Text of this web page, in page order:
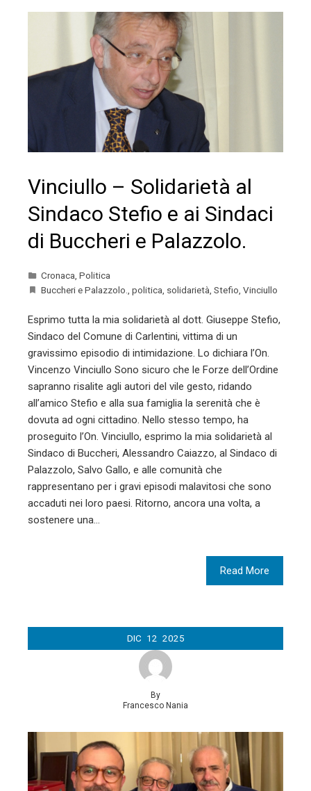
Vinciullo – Solidarietà al
Sindaco Stefio e ai Sindaci
di Buccheri e Palazzolo.
Cronaca Politica
Buccheri e Palazzolo.
politica solidarietà Stefio Vinciullo
Esprimo tutta la mia solidarietà al dott. Giuseppe Stefio,
Sindaco del Comune di Carlentini, vittima di un
gravissimo episodio di intimidazione. Lo dichiara l’On.
Vincenzo Vinciullo Sono sicuro che le Forze dell’Ordine
sapranno risalite agli autori del vile gesto, ridando
all’amico Stefio e alla sua famiglia la serenità che è
dovuta ad ogni cittadino. Nello stesso tempo, ha
proseguito l’On. Vinciullo, esprimo la mia solidarietà al
Sindaco di Buccheri, Alessandro Caiazzo, al Sindaco di
Palazzolo, Salvo Gallo, e alle comunità che
rappresentano per i gravi episodi malavitosi che sono
accaduti nei loro paesi. Ritorno, ancora una volta, a
sostenere una…
Read More
DIC 12 2025
By
Francesco Nania